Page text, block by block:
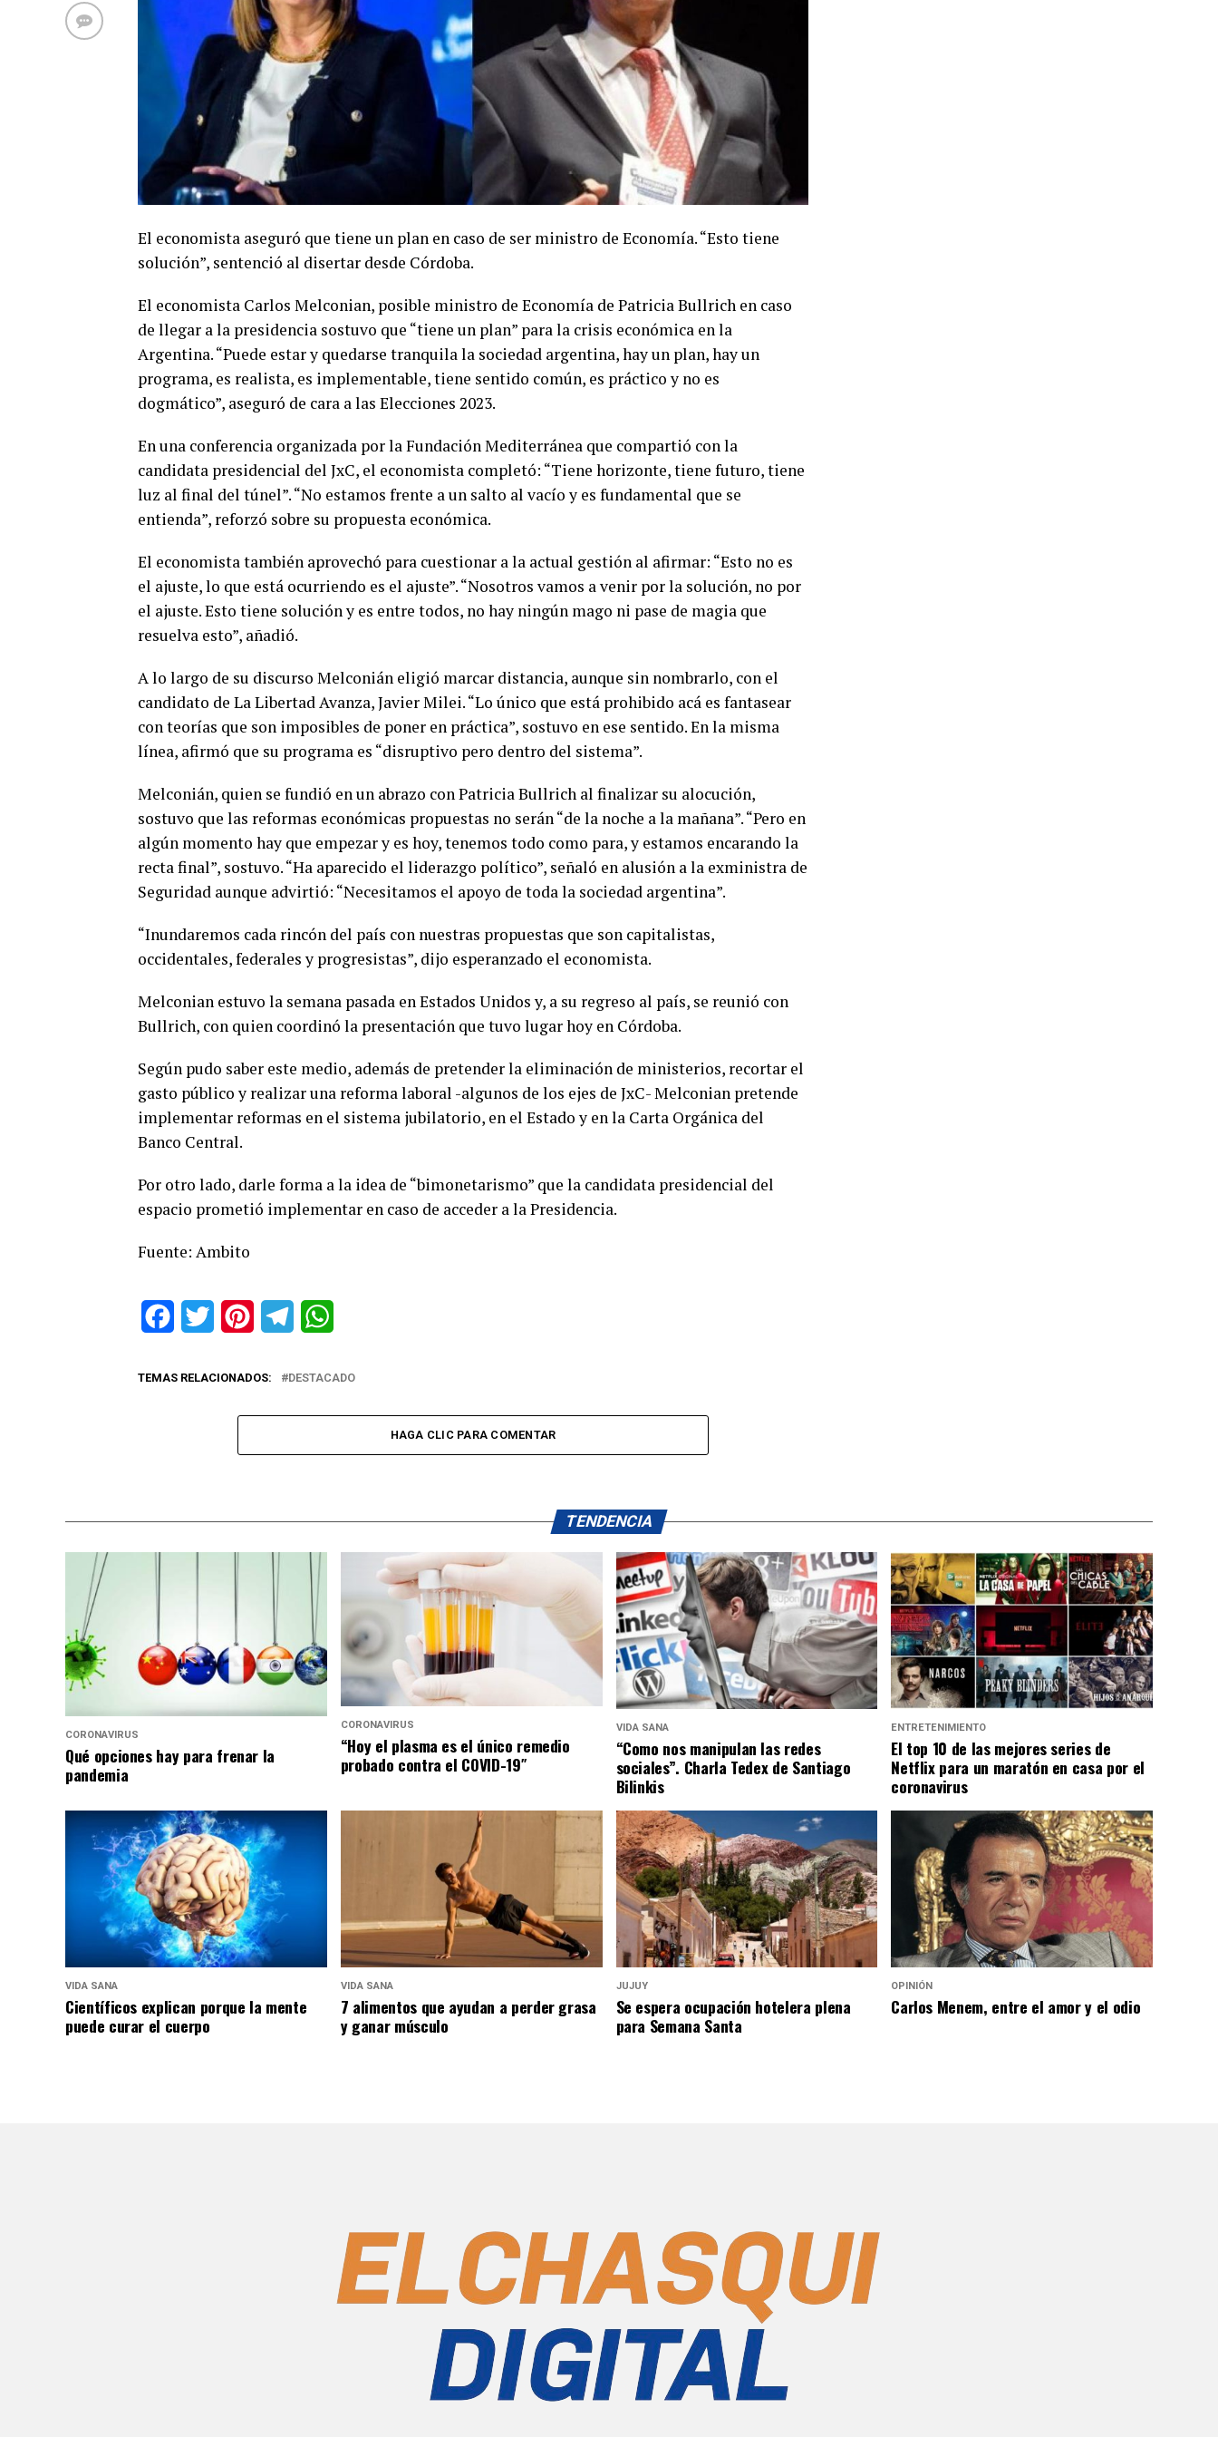
El economista aseguró que tiene un plan en caso de ser ministro de Economía. “Esto tiene
solución”, sentenció al disertar desde Córdoba.
El economista Carlos Melconian, posible ministro de Economía de Patricia Bullrich en caso
de llegar a la presidencia sostuvo que “tiene un plan” para la crisis económica en la
Argentina. “Puede estar y quedarse tranquila la sociedad argentina, hay un plan, hay un
programa, es realista, es implementable, tiene sentido común, es práctico y no es
dogmático”, aseguró de cara a las Elecciones 2023.
En una conferencia organizada por la Fundación Mediterránea que compartió con la
candidata presidencial del JxC, el economista completó: “Tiene horizonte, tiene futuro, tiene
luz al final del túnel”. “No estamos frente a un salto al vacío y es fundamental que se
entienda”, reforzó sobre su propuesta económica.
El economista también aprovechó para cuestionar a la actual gestión al afirmar: “Esto no es
el ajuste, lo que está ocurriendo es el ajuste”. “Nosotros vamos a venir por la solución, no por
el ajuste. Esto tiene solución y es entre todos, no hay ningún mago ni pase de magia que
resuelva esto”, añadió.
A lo largo de su discurso Melconián eligió marcar distancia, aunque sin nombrarlo, con el
candidato de La Libertad Avanza, Javier Milei. “Lo único que está prohibido acá es fantasear
con teorías que son imposibles de poner en práctica”, sostuvo en ese sentido. En la misma
línea, afirmó que su programa es “disruptivo pero dentro del sistema”.
Melconián, quien se fundió en un abrazo con Patricia Bullrich al finalizar su alocución,
sostuvo que las reformas económicas propuestas no serán “de la noche a la mañana”. “Pero en
algún momento hay que empezar y es hoy, tenemos todo como para, y estamos encarando la
recta final”, sostuvo. “Ha aparecido el liderazgo político”, señaló en alusión a la exministra de
Seguridad aunque advirtió: “Necesitamos el apoyo de toda la sociedad argentina”.
“Inundaremos cada rincón del país con nuestras propuestas que son capitalistas,
occidentales, federales y progresistas”, dijo esperanzado el economista.
Melconian estuvo la semana pasada en Estados Unidos y, a su regreso al país, se reunió con
Bullrich, con quien coordinó la presentación que tuvo lugar hoy en Córdoba.
Según pudo saber este medio, además de pretender la eliminación de ministerios, recortar el
gasto público y realizar una reforma laboral -algunos de los ejes de JxC- Melconian pretende
implementar reformas en el sistema jubilatorio, en el Estado y en la Carta Orgánica del
Banco Central.
Por otro lado, darle forma a la idea de “bimonetarismo” que la candidata presidencial del
espacio prometió implementar en caso de acceder a la Presidencia.
Fuente: Ambito
FacebookTwitter PinterestTelegram
TEMAS RELACIONADOS: DESTACADO
HAGA CLIC PARA COMENTAR
TENDENCIA
CORONAVIRUS
Qué opciones hay para frenar la
pandemia
CORONAVIRUS
“Hoy el plasma es el único remedio
probado contra el COVID-19″
VIDA SANA
“Como nos manipulan las redes
sociales”. Charla Tedex de Santiago
Bilinkis
ENTRETENIMIENTO
El top 10 de las mejores series de
Netflix para un maratón en casa por el
coronavirus
VIDA SANA
Científicos explican porque la mente
puede curar el cuerpo
VIDA SANA
7 alimentos que ayudan a perder grasa
y ganar músculo
JUJUY
Se espera ocupación hotelera plena
para Semana Santa
OPINIÓN
Carlos Menem, entre el amor y el odio